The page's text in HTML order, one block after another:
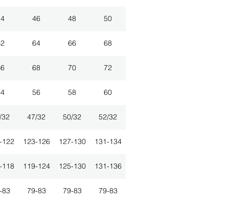
46 48 50
64 66 68
68 70 72
56 58 60
32 47/32 50/32 52/32
122 123-126 127-130 131-134
118 119-124 125-130 131-136
83 79-83 79-83 79-83